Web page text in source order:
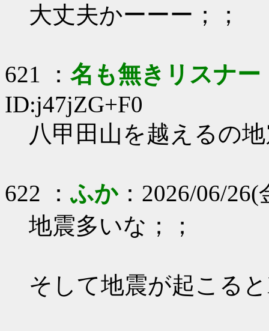
大丈夫かーーー；；
621 ： 名も無きリスナー
ID:j47jZG+F0
八甲田山を越えるの
622 ：ふか：2026/06/26(
地震多いな；；
そして地震が起こる